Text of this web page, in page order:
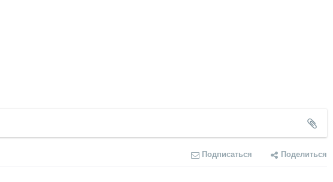
Подписаться Поделиться